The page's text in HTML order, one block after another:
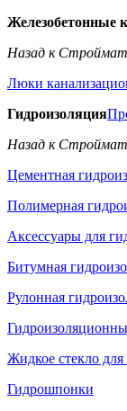
Железобетонные
Назад к
Люки
Гидроизоляция
Назад к
Цементная
Полимерная
Аксессуары для
Битумная
Рулонная
Жидкое стекло
Гидрошпонки